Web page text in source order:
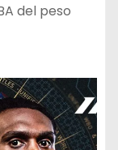
del peso